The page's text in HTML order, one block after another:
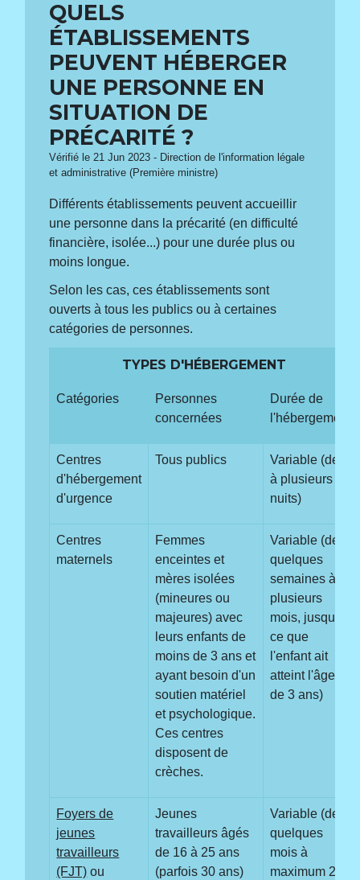
QUELS
ÉTABLISSEMENTS
PEUVENT HÉBERGER
UNE PERSONNE EN
SITUATION DE
PRÉCARITÉ ?
Vérifié le 21 Jun 2023 - Direction de l'information légale
et administrative (Première ministre)
Différents établissements peuvent accueillir
une personne dans la précarité (en difficulté
financière, isolée...) pour une durée plus ou
moins longue.
Selon les cas, ces établissements sont
ouverts à tous les publics ou à certaines
catégories de personnes.
TYPES D'HÉBERGEMENT
Catégories
Personnes
concernées
Durée de
l'hébergement
Centres
d'hébergement
d'urgence
Tous publics
Variable (de 1
à plusieurs
nuits)
Centres
maternels
Femmes
enceintes et
mères isolées
(mineures ou
majeures) avec
leurs enfants de
moins de 3 ans et
ayant besoin d'un
soutien matériel
et psychologique.
Ces centres
disposent de
crèches.
Variable (de
quelques
semaines à
plusieurs
mois, jusqu'à
ce que
l'enfant ait
atteint l'âge
de 3 ans)
Foyers de
jeunes
travailleurs
(FJT) ou
Jeunes
travailleurs âgés
de 16 à 25 ans
(parfois 30 ans)
Variable (de
quelques
mois à
maximum 2